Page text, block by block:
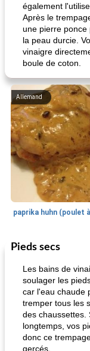
également
Après le
une pierre ponce
la peau durcie.
vinaigre
boule de coton.
Allemand
Petit déjeuner et brunch
Pieds secs
Les bains de
soulager les
car l'eau chaude
tremper tous les
des chaussettes.
longtemps, vos
donc ce
gercés.